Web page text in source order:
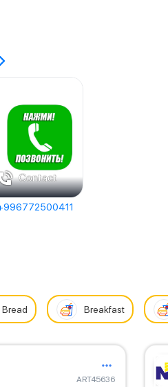
Contact
Bread Breakfast
ART45636